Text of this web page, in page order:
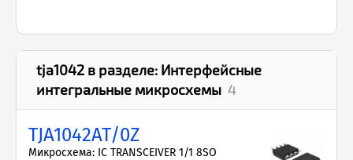
tja1042 в разделе: Интерфейсные
интегральные микросхемы 4
TJA1042AT/0Z
Микросхема: IC TRANSCEIVER 1/1 8SO